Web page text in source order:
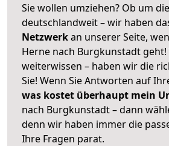
Sie wollen umziehen? Ob um
deutschlandweit – wir haben
Netzwerkan unserer Seite,
Herne nach Burgkunstadt geht!
weiterwissen – haben wir die
Sie! Wenn Sie Antworten auf
was kostet überhaupt mein
nach Burgkunstadt – dann
denn wir haben immer die
Ihre Fragen parat.